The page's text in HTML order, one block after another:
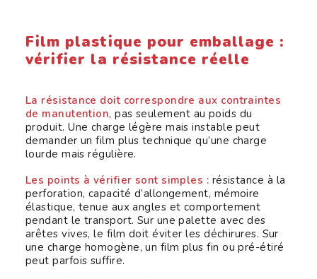
Film plastique pour emballage :
vérifier la résistance réelle
La résistance doit correspondre aux contraintes
de manutention, pas seulement au poids du
produit. Une charge légère mais instable peut
demander un film plus technique qu’une charge
lourde mais régulière.
Les points à vérifier sont simples : résistance à la
perforation, capacité d’allongement, mémoire
élastique, tenue aux angles et comportement
pendant le transport. Sur une palette avec des
arêtes vives, le film doit éviter les déchirures. Sur
une charge homogène, un film plus fin ou pré-étiré
peut parfois suffire.